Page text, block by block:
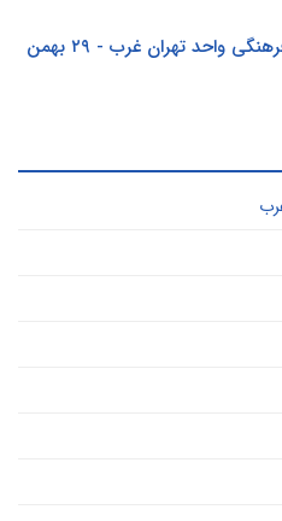
جلسه شورای فرهنگی واحد تهران غرب - ۲۹ بهمن